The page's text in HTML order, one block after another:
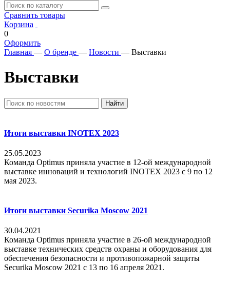
Сравнить товары
Корзина
0
Оформить
Главная — О бренде — Новости — Выставки
Выставки
Найти
Итоги выставки INOTEX 2023
25.05.2023
Команда Optimus приняла участие в 12-ой международной
выставке инноваций и технологий INOTEX 2023 с 9 по 12
мая 2023.
Итоги выставки Securika Moscow 2021
30.04.2021
Команда Optimus приняла участие в 26-ой международной
выставке технических средств охраны и оборудования для
обеспечения безопасности и противопожарной защиты
Securika Moscow 2021 с 13 по 16 апреля 2021.